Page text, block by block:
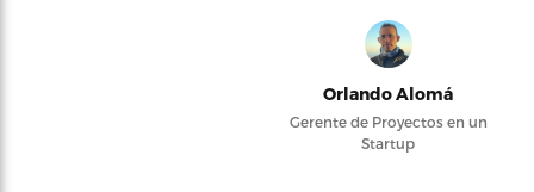
Orlando Alomá
Gerente de Proyectos en un
Startup